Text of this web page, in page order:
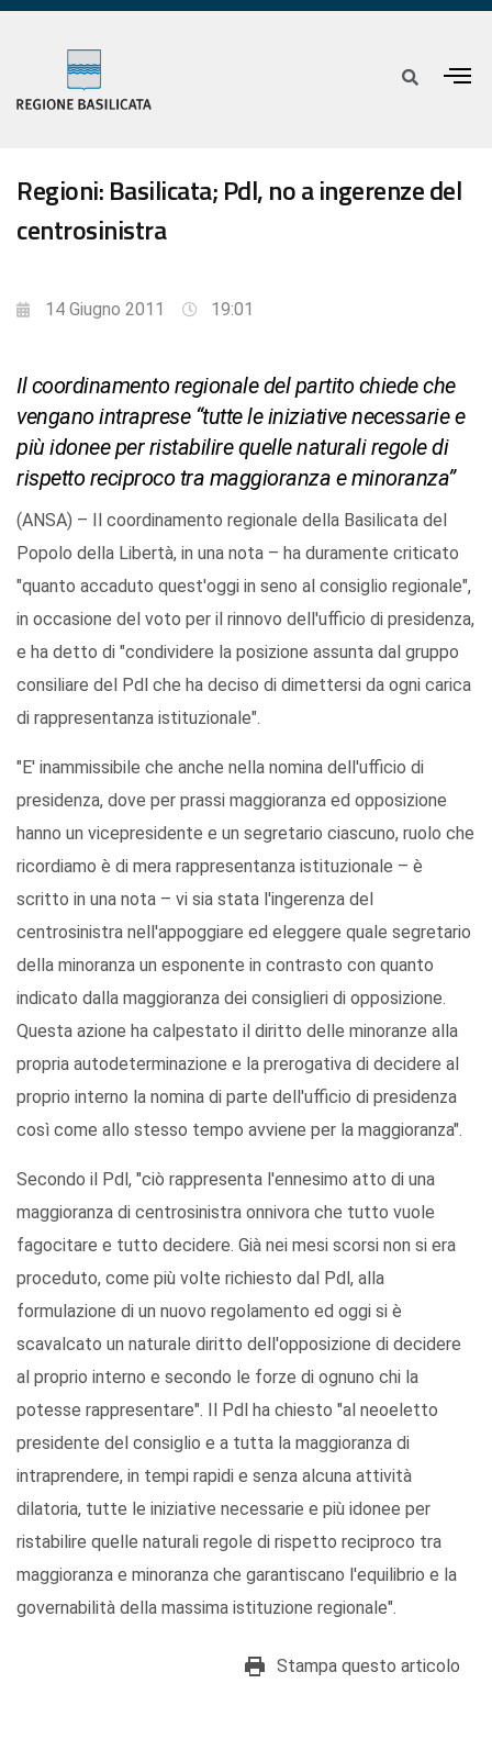
Regioni: Basilicata; Pdl, no a ingerenze del
centrosinistra
14 Giugno 2011 19:01
Il coordinamento regionale del partito chiede che
vengano intraprese “tutte le iniziative necessarie e
più idonee per ristabilire quelle naturali regole di
rispetto reciproco tra maggioranza e minoranza”
(ANSA) – Il coordinamento regionale della Basilicata del
Popolo della Libertà, in una nota – ha duramente criticato
"quanto accaduto quest'oggi in seno al consiglio regionale",
in occasione del voto per il rinnovo dell'ufficio di presidenza,
e ha detto di "condividere la posizione assunta dal gruppo
consiliare del Pdl che ha deciso di dimettersi da ogni carica
di rappresentanza istituzionale".
"E' inammissibile che anche nella nomina dell'ufficio di
presidenza, dove per prassi maggioranza ed opposizione
hanno un vicepresidente e un segretario ciascuno, ruolo che
ricordiamo è di mera rappresentanza istituzionale – è
scritto in una nota – vi sia stata l'ingerenza del
centrosinistra nell'appoggiare ed eleggere quale segretario
della minoranza un esponente in contrasto con quanto
indicato dalla maggioranza dei consiglieri di opposizione.
Questa azione ha calpestato il diritto delle minoranze alla
propria autodeterminazione e la prerogativa di decidere al
proprio interno la nomina di parte dell'ufficio di presidenza
così come allo stesso tempo avviene per la maggioranza".
Secondo il Pdl, "ciò rappresenta l'ennesimo atto di una
maggioranza di centrosinistra onnivora che tutto vuole
fagocitare e tutto decidere. Già nei mesi scorsi non si era
proceduto, come più volte richiesto dal Pdl, alla
formulazione di un nuovo regolamento ed oggi si è
scavalcato un naturale diritto dell'opposizione di decidere
al proprio interno e secondo le forze di ognuno chi la
potesse rappresentare". Il Pdl ha chiesto "al neoeletto
presidente del consiglio e a tutta la maggioranza di
intraprendere, in tempi rapidi e senza alcuna attività
dilatoria, tutte le iniziative necessarie e più idonee per
ristabilire quelle naturali regole di rispetto reciproco tra
maggioranza e minoranza che garantiscano l'equilibrio e la
governabilità della massima istituzione regionale".
Stampa questo articolo